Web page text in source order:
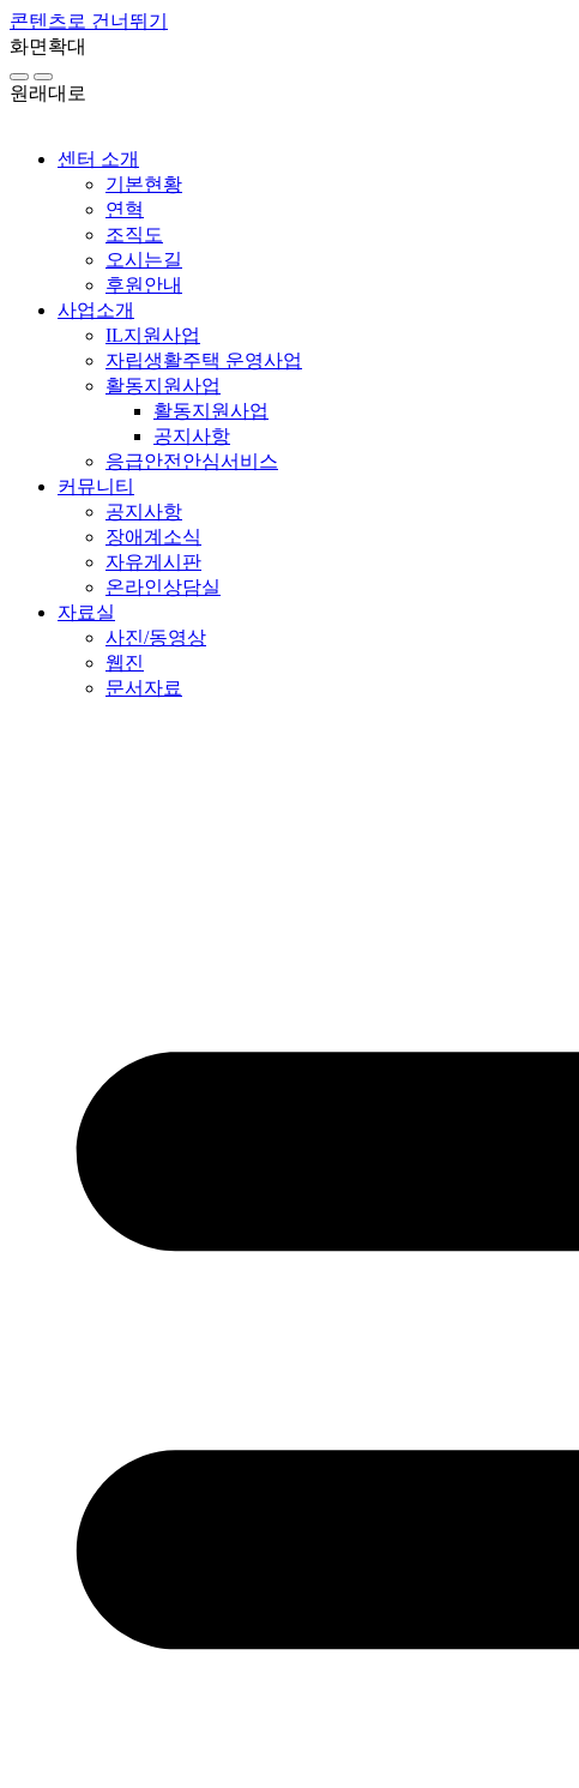
콘텐츠로 건너뛰기
화면확대
원래대로
센터 소개
기본현황
연혁
조직도
오시는길
후원안내
사업소개
IL지원사업
자립생활주택 운영사업
활동지원사업
활동지원사업
공지사항
응급안전안심서비스
커뮤니티
공지사항
장애계소식
자유게시판
온라인상담실
자료실
사진/동영상
웹진
문서자료